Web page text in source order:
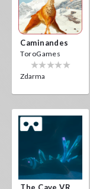
Caminandes
ToroGames
Zdarma